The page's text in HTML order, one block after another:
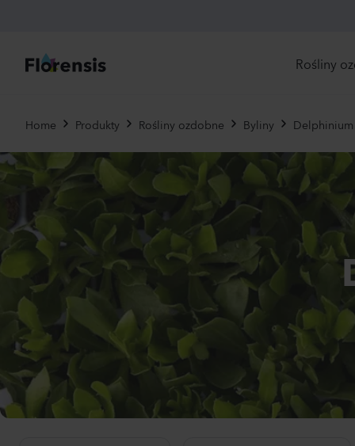
Rośliny
Home Produkty Rośliny ozdobne Byliny